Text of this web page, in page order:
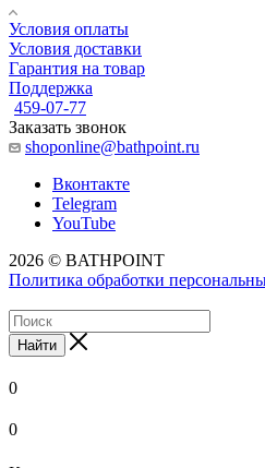
Условия оплаты
Условия доставки
Гарантия на товар
Поддержка
459-07-77
Заказать звонок
shoponline@bathpoint.ru
Вконтакте
Telegram
YouTube
2026 © BATHPOINT
Политика обработки
Найти
0
0